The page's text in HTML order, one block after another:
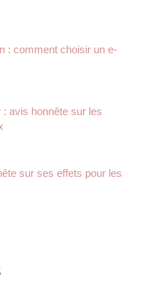
: comment choisir un e-
: avis honnête sur les
sur ses effets pour les